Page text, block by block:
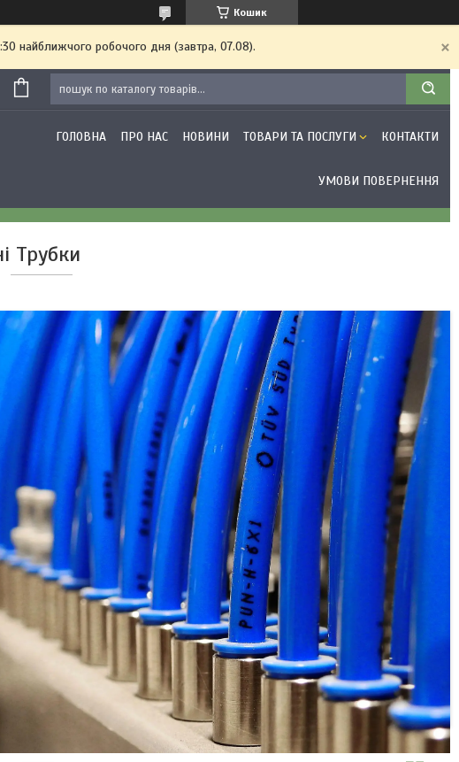
Кошик
найближчого робочого дня (завтра, 07.08).
ГОЛОВНА ПРО НАС НОВИНИ ТОВАРИ ТА ПОСЛУГИ КОНТАКТИ
УМОВИ ПОВЕРНЕННЯ
Трубки